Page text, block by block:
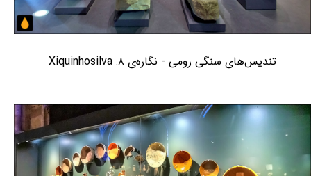
تندیس‌های سنگی رومی - نگاره‌ی ۸: Xiquinhosilva